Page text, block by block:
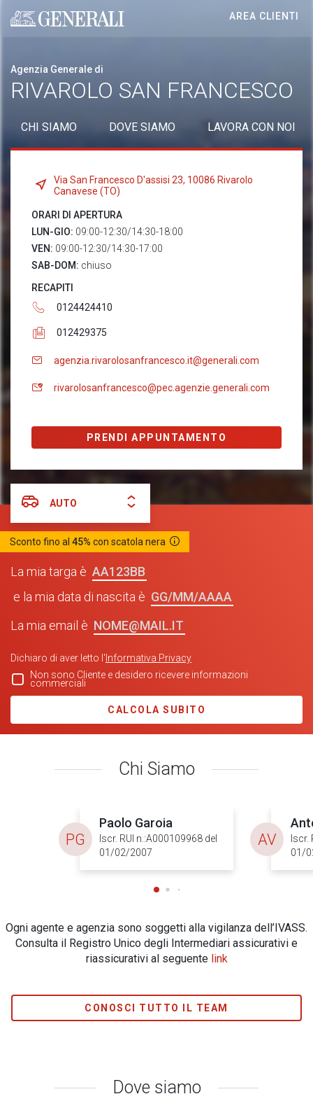
Generali logo
AREA CLIENTI
Agenzia Generale di
RIVAROLO SAN FRANCESCO
CHI SIAMO DOVE SIAMO LAVORA CON NOI
Via San Francesco D'assisi 23, 10086 Rivarolo
Canavese (TO)
ORARI DI APERTURA
LUN-GIO: 09:00-12:30/14:30-18:00
VEN: 09:00-12:30/14:30-17:00
SAB-DOM: chiuso
RECAPITI
0124424410
012429375
agenzia.rivarolosanfrancesco.it@generali.com
rivarolosanfrancesco@pec.agenzie.generali.com
PRENDI APPUNTAMENTO
AUTO
Sconto fino al 45% con scatola nera
La mia targa è
AA123BB
e la mia data di nascita è
GG/MM/AAAA
La mia email è NOME@MAIL.IT
Dichiaro di aver letto l' Informativa Privacy
Non sono Cliente e desidero ricevere informazioni
commerciali
CALCOLA SUBITO
Chi Siamo
Paolo Garoia
Iscr. RUI n.:A000109968 del
01/02/2007
PG
Iscr.
01/
AV
Ogni agente e agenzia sono soggetti alla vigilanza dell’IVASS.
Consulta il Registro Unico degli Intermediari assicurativi e
riassicurativi al seguente link
CONOSCI TUTTO IL TEAM
Dove siamo